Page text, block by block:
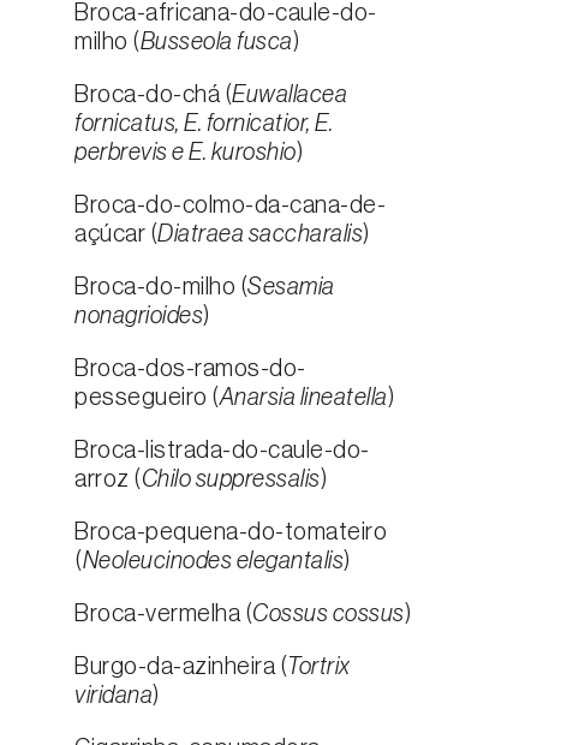
Broca-africana-do-caule-do-
milho (Busseola fusca)
Broca-do-chá (Euwallacea
fornicatus, E. fornicatior, E.
perbrevis e E. kuroshio)
Broca-do-colmo-da-cana-de-
açúcar (Diatraea saccharalis)
Broca-do-milho (Sesamia
nonagrioides)
Broca-dos-ramos-do-
pessegueiro (Anarsia lineatella)
Broca-listrada-do-caule-do-
arroz (Chilo suppressalis)
Broca-pequena-do-tomateiro
(Neoleucinodes elegantalis)
Broca-vermelha (Cossus cossus)
Burgo-da-azinheira ( Tortrix
viridana)